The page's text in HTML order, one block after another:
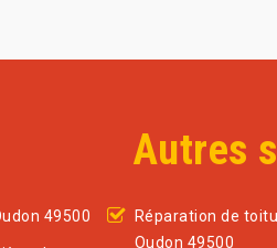
Autres
49500
Réparation de
Oudon 49500